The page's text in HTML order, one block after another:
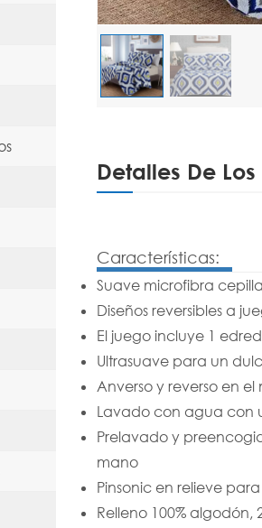
Detalles De
Características:
Suave microfibra
Diseños reversibles a
El juego incluye 1
Ultrasuave para un
Anverso y reverso en el
Lavado con agua con
Prelavado y
mano
Pinsonic en relieve
Relleno 100% algodón,